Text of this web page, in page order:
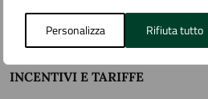
Personalizza Rifiuta tutto
museo diffuso in correlazione
Usellini.
INCENTIVI E TARIFFE